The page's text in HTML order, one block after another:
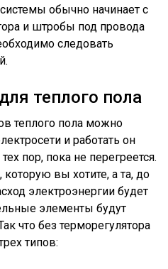
обычно начинает с
и штробы под провода
следовать
теплого пола
теплого пола можно
и работать он
пор, пока не перегреется.
которую вы хотите, а та, до
электроэнергии будет
элементы будут
что без терморегулятора
типов: